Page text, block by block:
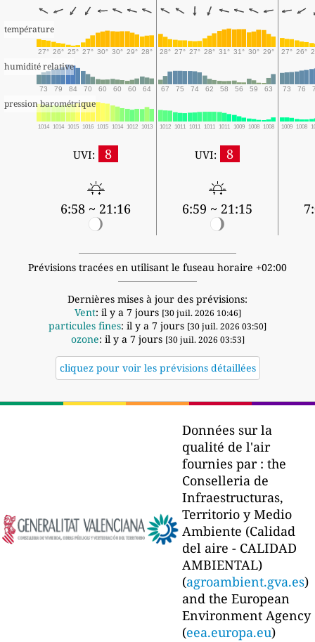
température
27° 26° 25° 27° 30° 30° 29° 28° 28° 27° 27° 28° 31° 31° 30° 29° 27° 26°
humidité relative
73 79 84 70 60 60 60 64 67 75 74 62 58 56 59 63 73 76
pression barométrique
1014 1014 1015 1016 1015 1014 1012 1013 1012 1011 1011 1011 1011 1009 1008 1008 1009 1008
UVI: 8
6:58 ~ 21:16
UVI: 8
6:59 ~ 21:15
Prévisions tracées en utilisant le fuseau horaire +02:00
Dernières mises à jour des prévisions:
Vent: il y a 7 jours [30 juil. 2026 10:46]
particules fines: il y a 7 jours [30 juil. 2026 03:50]
ozone: il y a 7 jours [30 juil. 2026 03:53]
cliquez pour voir les prévisions détaillées
Données sur la
qualité de l'air
fournies par : the
Conselleria de
Infraestructuras,
Territorio y Medio
Ambiente (Calidad
del aire - CALIDAD
AMBIENTAL)
(agroambient.gva.es)
and the European
Environment Agency
(eea.europa.eu)